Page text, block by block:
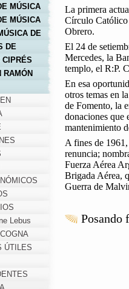
La primera
Círculo Católico
Obrero.
El 24 de
Mercedes, la
templo, el R:P.
En esa
otros temas en
de Fomento, la
donaciones que
mantenimiento
A fines de
renuncia;
Fuerza Aérea
Brigada Aérea,
Guerra de
Posando
MÚSICA
MÚSICA
DE
DE
DE
CIPRÉS
RAMÓN
Lebus
ÚTILES